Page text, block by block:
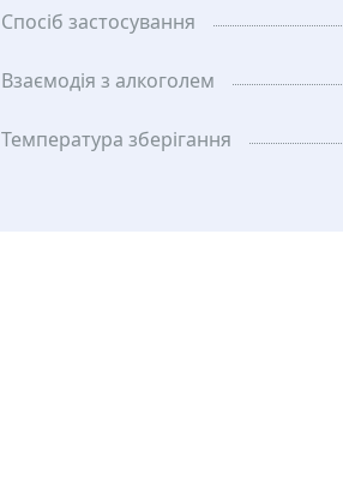
Спосіб застосування
Взаємодія з алкоголем
Температура зберiгання